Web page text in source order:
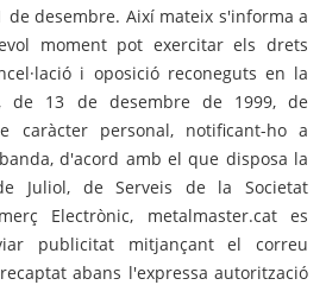
de desembre. Així mateix s'informa a
moment pot exercitar els drets
i oposició reconeguts en la
de 13 de desembre de 1999, de
caràcter personal, notificant-ho a
d'acord amb el que disposa la
Juliol, de Serveis de la Societat
Electrònic, metalmaster.cat es
publicitat mitjançant el correu
abans l'expressa autorització